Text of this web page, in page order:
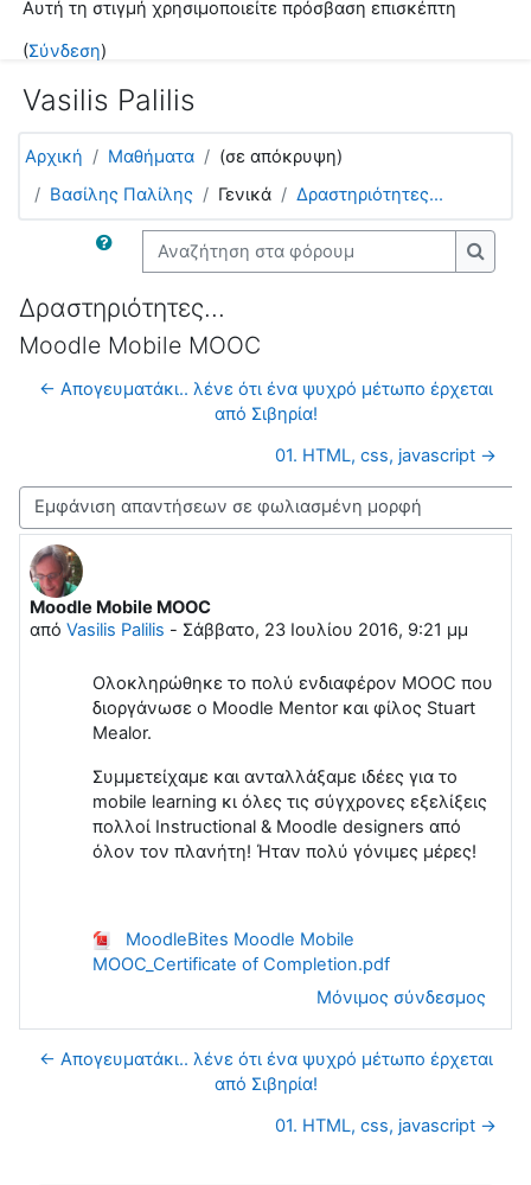
Μετάβαση στο κεντρικό περιεχόμενο
Αυτή τη στιγμή χρησιμοποιείτε πρόσβαση επισκέπτη
(Σύνδεση)
Vasilis Palilis
Αρχική Μαθήματα
(σε απόκρυψη)
Βασίλης Παλίλης
Γενικά Δραστηριότητες...
Αναζήτηση στα φόρουμ
Δραστηριότητες...
Moodle Mobile MOOC
← Απογευματάκι.. λένε ότι ένα ψυχρό μέτωπο έρχεται
από Σιβηρία!
01. HTML, css, javascript →
Λειτουργία εμφάνισης
Moodle Mobile MOOC
από Vasilis Palilis - Σάββατο, 23 Ιουλίου 2016, 9:21 μμ
Αριθμός απαντήσεων: 0
Ολοκληρώθηκε το πολύ ενδιαφέρον ΜΟΟC που
διοργάνωσε ο Moodle Mentor και φίλος Stuart
Mealor.
Συμμετείχαμε και ανταλλάξαμε ιδέες για το
mobile learning κι όλες τις σύγχρονες εξελίξεις
πολλοί Instructional & Moodle designers από
όλον τον πλανήτη! Ήταν πολύ γόνιμες μέρες!
MoodleBites Moodle Mobile
MOOC_Certificate of Completion.pdf
Μόνιμος σύνδεσμος
← Απογευματάκι.. λένε ότι ένα ψυχρό μέτωπο έρχεται
από Σιβηρία!
01. HTML, css, javascript →